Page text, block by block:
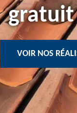
gratuit
VOIR NOS